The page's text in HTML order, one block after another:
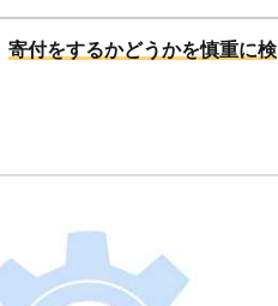
寄付をするかどうかを慎重に検